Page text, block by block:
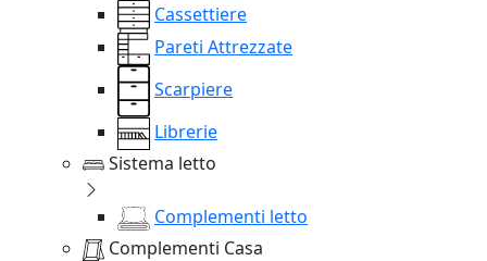
Cassettiere
Pareti Attrezzate
Scarpiere
Librerie
Sistema letto
Complementi letto
Complementi Casa